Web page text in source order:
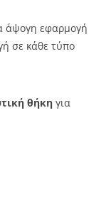
άψογη εφαρμογή
σε κάθε τύπο
θήκη για